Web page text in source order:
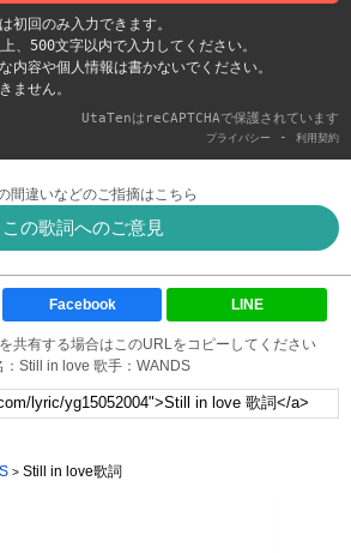
初回のみ入力できます。
、500文字以内で入力してください。
内容や個人情報は書かないでください。
ません。
UtaTenはreCAPTCHAで保護されています
プライバシー - 利用契約
間違いなどのご指摘はこちら
この歌詞へのご意見
Facebook LINE
共有する場合はこのURLをコピーしてください
：Still in love 歌手：WANDS
Still in love歌詞